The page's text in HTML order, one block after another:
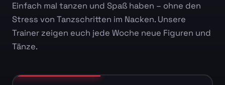
Einfach mal tanzen und Spaß haben – ohne den
Stress von Tanzschritten im Nacken. Unsere
Trainer zeigen euch jede Woche neue Figuren und
Tänze.